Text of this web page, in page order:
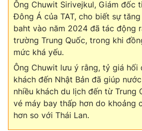
Ông Chuwit Sirivejkul, Giám đốc
Đông Á của TAT, cho biết sự
baht vào năm 2024 đã tác động
trường Trung Quốc, trong khi
mức khá yếu.
Ông Chuwit lưu ý rằng, tỷ giá hối
khách đến Nhật Bản đã giúp
nhiều khách du lịch đến từ Trung
vé máy bay thấp hơn do khoảng
hơn so với Thái Lan.